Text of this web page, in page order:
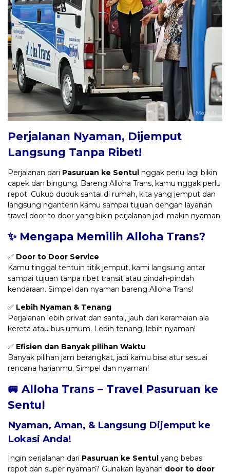
Perjalanan Nyaman, Dijemput
Langsung Tanpa Ribet!
Perjalanan dari Pasuruan ke Sentul nggak perlu lagi bikin
capek dan bingung. Bareng Alloha Trans, kamu nggak perlu
repot. Cukup duduk santai di rumah, kita yang jemput dan
langsung nganterin kamu sampai tujuan dengan layanan
travel door to door yang bikin perjalanan jadi makin nyaman.
✨ Mengapa Memilih Alloha Trans?
✅ Door to Door Service
Kamu tinggal tentuin titik jemput, kami langsung antar
sampai tujuan tanpa ribet transit atau pindah-pindah
kendaraan. Simpel dan nyaman bareng Alloha Trans!
✅ Lebih Nyaman & Tenang
Perjalanan lebih privat dan santai, jauh dari keramaian ala
kereta atau bus umum. Lebih tenang, lebih nyaman!
✅ Efisien dan Banyak pilihan Waktu
Banyak pilihan jam berangkat, jadi kamu bisa atur sesuai
rencana harianmu. Simpel dan nyaman!
🚐 Alloha Trans – Travel Pasuruan ke
Sentul
Nyaman, Aman, & Langsung Dijemput ke
Lokasi Anda!
Ingin perjalanan dari Pasuruan ke Sentul yang bebas
repot dan super nyaman? Gunakan layanan door to door